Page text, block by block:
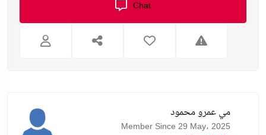
Chat
مي عمرو محمود
Member Since 29 May، 2025